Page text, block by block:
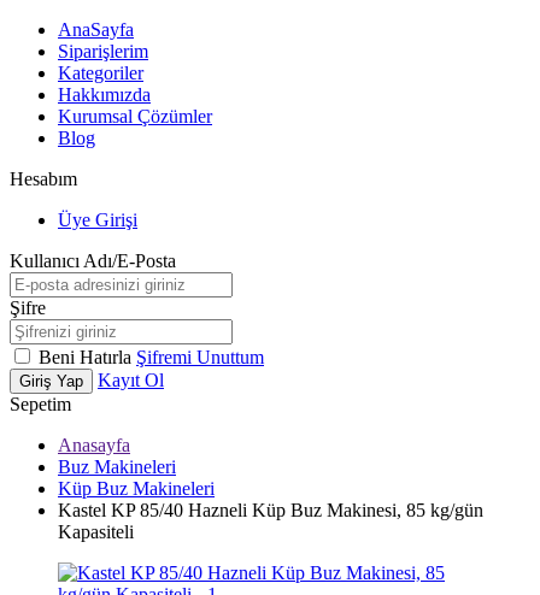
AnaSayfa
Siparişlerim
Kategoriler
Hakkımızda
Kurumsal Çözümler
Blog
Hesabım
Üye Girişi
Kullanıcı Adı/E-Posta
Şifre
Beni Hatırla Şifremi Unuttum
Giriş Yap
Kayıt Ol
Sepetim
Anasayfa
Buz Makineleri
Küp Buz Makineleri
Kastel KP 85/40 Hazneli Küp Buz Makinesi, 85 kg/gün
Kapasiteli